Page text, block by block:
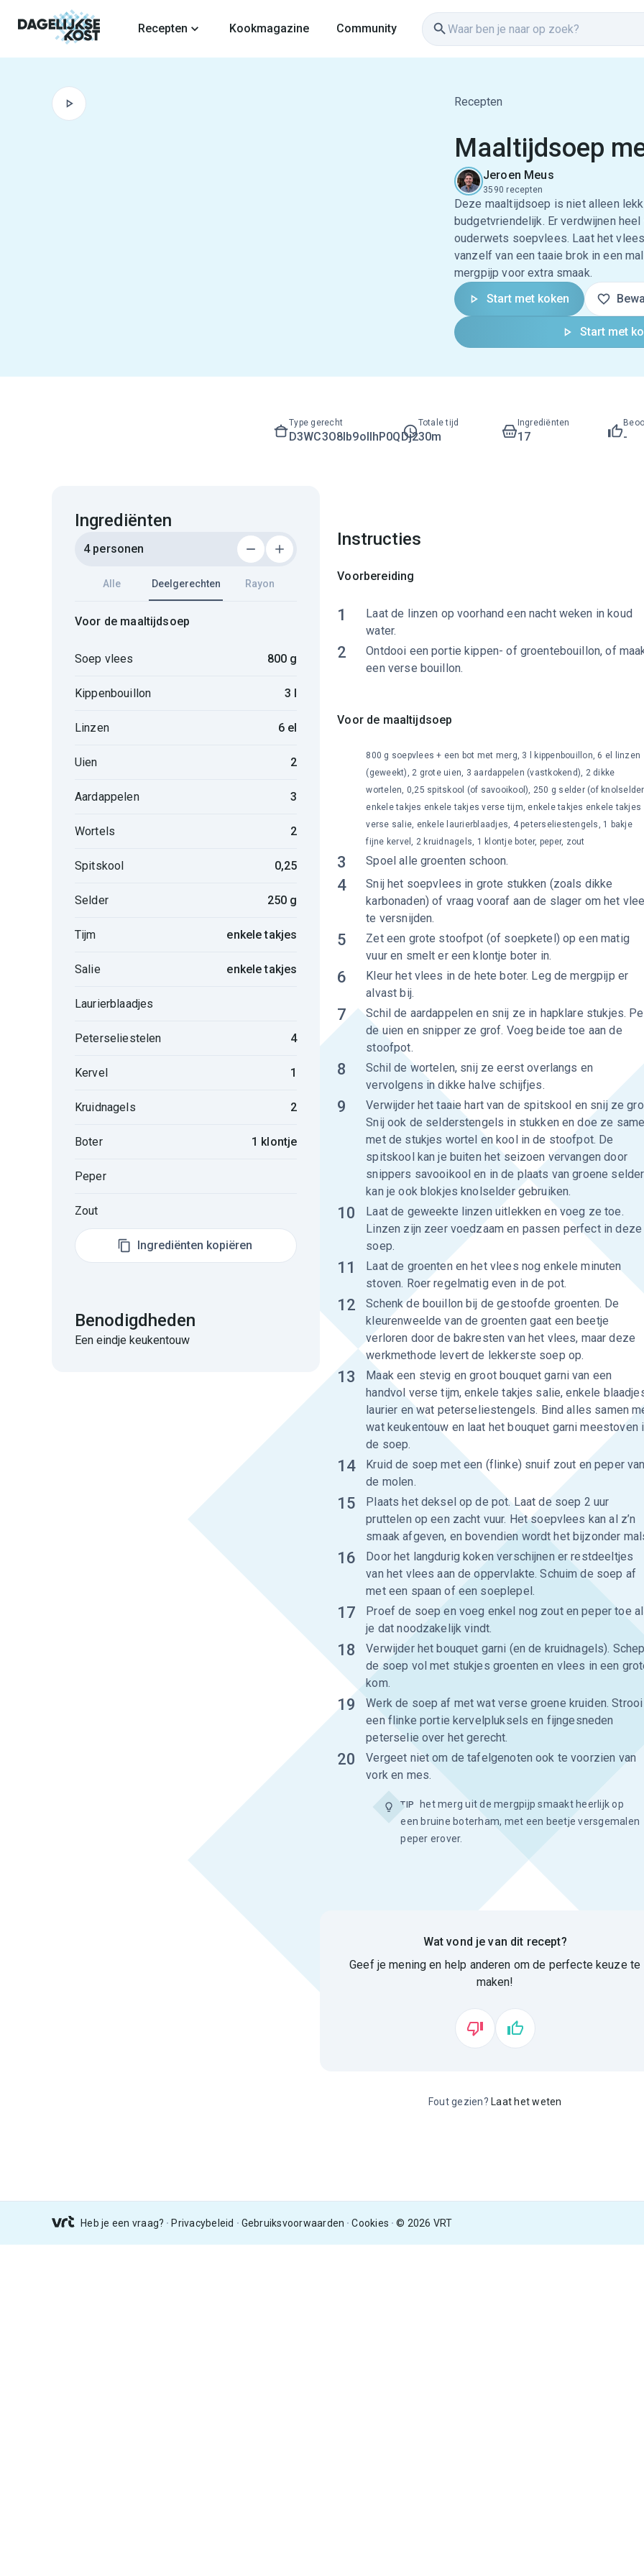
Recepten
Kookmagazine Community
Recepten
Maaltijdsoep
Jeroen Meus
3590 recepten
Deze maaltijdsoep is niet alleen
budgetvriendelijk. Er verdwijnen
ouderwets soepvlees. Laat het
vanzelf van een taaie brok in een
mergpijp voor extra smaak.
Start met koken
Start met
Type gerecht
D3WC3O8lb9ollhP0QDj2
Totale tijd
30m
Ingrediënten
17 -
Ingrediënten
4 personen
Alle Deelgerechten Rayon
Voor de maaltijdsoep
Soep vlees 800 g
Kippenbouillon 3 l
Linzen 6 el
Uien 2
Aardappelen 3
Wortels 2
Spitskool 0,25
Selder 250 g
Tijm enkele takjes
Salie enkele takjes
Laurierblaadjes
Peterseliestelen 4
Kervel 1
Kruidnagels 2
Boter 1 klontje
Peper
Zout
Ingrediënten kopiëren
Benodigdheden
Een eindje keukentouw
Instructies
Voorbereiding
1
Laat de linzen op voorhand een nacht weken in koud
water.
2
Ontdooi een portie kippen- of groentebouillon, of
een verse bouillon.
Voor de maaltijdsoep
3 Spoel alle groenten schoon.
800 g soepvlees + een bot met merg, 3 l kippenbouillon, 6 el linzen
(geweekt), 2 grote uien, 3 aardappelen (vastkokend), 2 dikke
wortelen, 0,25 spitskool (of savooikool), 250 g selder (of
enkele takjes enkele takjes verse tijm, enkele takjes enkele takjes
verse salie, enkele laurierblaadjes, 4 peterseliestengels, 1 bakje
fijne kervel, 2 kruidnagels, 1 klontje boter, peper, zout
4
Snij het soepvlees in grote stukken (zoals dikke
karbonaden) of vraag vooraf aan de slager om het
te versnijden.
5
Zet een grote stoofpot (of soepketel) op een matig
vuur en smelt er een klontje boter in.
6
Kleur het vlees in de hete boter. Leg de mergpijp er
alvast bij.
7
Schil de aardappelen en snij ze in hapklare stukjes.
de uien en snipper ze grof. Voeg beide toe aan de
stoofpot.
8
Schil de wortelen, snij ze eerst overlangs en
vervolgens in dikke halve schijfjes.
9
Verwijder het taaie hart van de spitskool en snij ze
Snij ook de selderstengels in stukken en doe ze
met de stukjes wortel en kool in de stoofpot. De
spitskool kan je buiten het seizoen vervangen door
snippers savooikool en in de plaats van groene selder
kan je ook blokjes knolselder gebruiken.
10
Laat de geweekte linzen uitlekken en voeg ze toe.
Linzen zijn zeer voedzaam en passen perfect in deze
soep.
11
Laat de groenten en het vlees nog enkele minuten
stoven. Roer regelmatig even in de pot.
12
Schenk de bouillon bij de gestoofde groenten. De
kleurenweelde van de groenten gaat een beetje
verloren door de bakresten van het vlees, maar deze
werkmethode levert de lekkerste soep op.
13
Maak een stevig en groot bouquet garni van een
handvol verse tijm, enkele takjes salie, enkele
laurier en wat peterseliestengels. Bind alles samen
wat keukentouw en laat het bouquet garni meestoven
de soep.
14
Kruid de soep met een (flinke) snuif zout en peper van
de molen.
15
Plaats het deksel op de pot. Laat de soep 2 uur
pruttelen op een zacht vuur. Het soepvlees kan al z’n
smaak afgeven, en bovendien wordt het bijzonder
16
Door het langdurig koken verschijnen er restdeeltjes
van het vlees aan de oppervlakte. Schuim de soep af
met een spaan of een soeplepel.
17
Proef de soep en voeg enkel nog zout en peper toe
je dat noodzakelijk vindt.
18
Verwijder het bouquet garni (en de kruidnagels). Schep
de soep vol met stukjes groenten en vlees in een
kom.
19
Werk de soep af met wat verse groene kruiden. Strooi
een flinke portie kervelpluksels en fijngesneden
peterselie over het gerecht.
20
Vergeet niet om de tafelgenoten ook te voorzien van
vork en mes.
TIP
het merg uit de mergpijp smaakt heerlijk op
een bruine boterham, met een beetje versgemalen
peper erover.
Wat vond je van dit recept?
Geef je mening en help anderen om de perfecte keuze te
maken!
Fout gezien? Laat het weten
Heb je een vraag? Privacybeleid Gebruiksvoorwaarden Cookies © 2026 VRT